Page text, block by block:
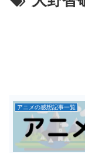
アニメの感想記事一覧